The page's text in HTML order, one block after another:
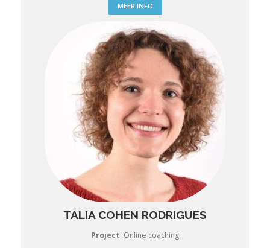
MEER INFO
TALIA COHEN RODRIGUES
Project: Online coaching